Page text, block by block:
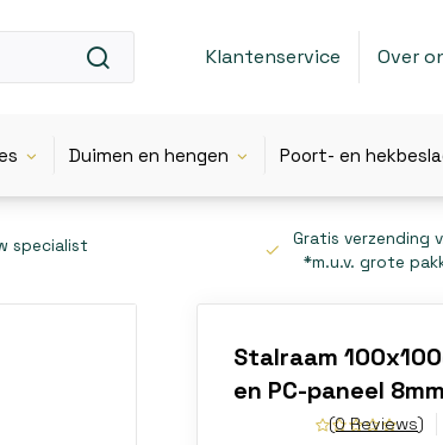
Klantenservice Over
Duimen en hengen Poort- en
specialist
Gratis verzending
*m.u.v. grote
Stalraam
en PC-paneel 8mm
(0 Reviews)